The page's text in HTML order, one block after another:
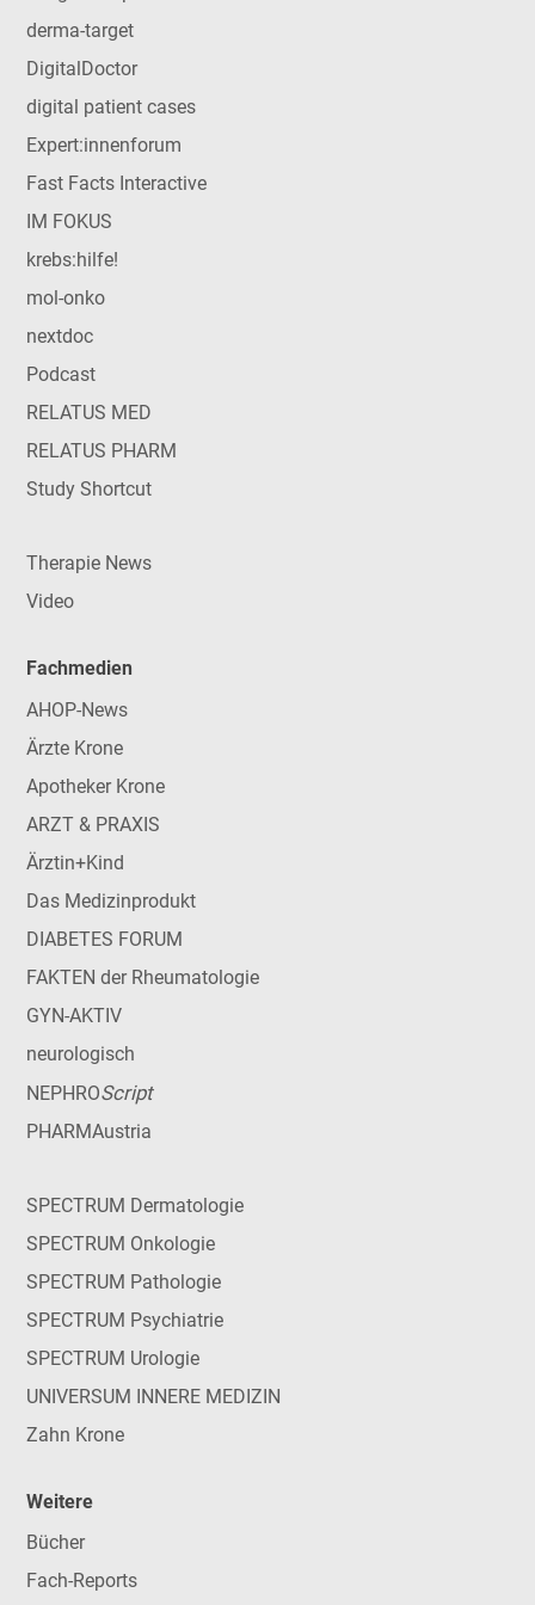
derma-target
DigitalDoctor
digital patient cases
Expert:innenforum
Fast Facts Interactive
IM FOKUS
krebs:hilfe!
mol-onko
nextdoc
Podcast
RELATUS MED
RELATUS PHARM
Study Shortcut
Therapie News
Video
Fachmedien
AHOP-News
Ärzte Krone
Apotheker Krone
ARZT & PRAXIS
Ärztin+Kind
Das Medizinprodukt
DIABETES FORUM
FAKTEN der Rheumatologie
GYN-AKTIV
neurologisch
NEPHROScript
PHARMAustria
SPECTRUM Dermatologie
SPECTRUM Onkologie
SPECTRUM Pathologie
SPECTRUM Psychiatrie
SPECTRUM Urologie
UNIVERSUM INNERE MEDIZIN
Zahn Krone
Weitere
Bücher
Fach-Reports